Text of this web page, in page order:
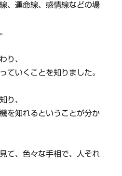
、運命線、感情線などの場
り、
ていくことを知りました。
り、
を知れるということが分か
て、色々な手相で、人それ